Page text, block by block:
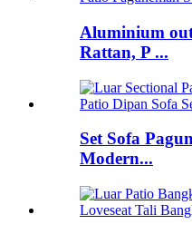
Aluminium
Rattan, P ...
Set Sofa
Modern...